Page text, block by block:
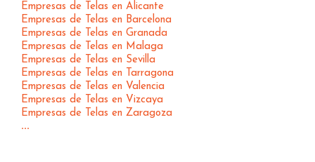
Empresas de Telas en Alicante
Empresas de Telas en Barcelona
Empresas de Telas en Granada
Empresas de Telas en Malaga
Empresas de Telas en Sevilla
Empresas de Telas en Tarragona
Empresas de Telas en Valencia
Empresas de Telas en Vizcaya
Empresas de Telas en Zaragoza
...